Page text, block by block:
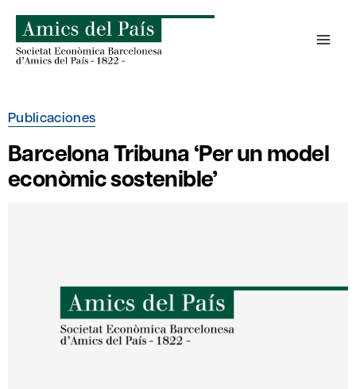
contenido
Publicaciones
Barcelona Tribuna ‘Per un model
econòmic sostenible’